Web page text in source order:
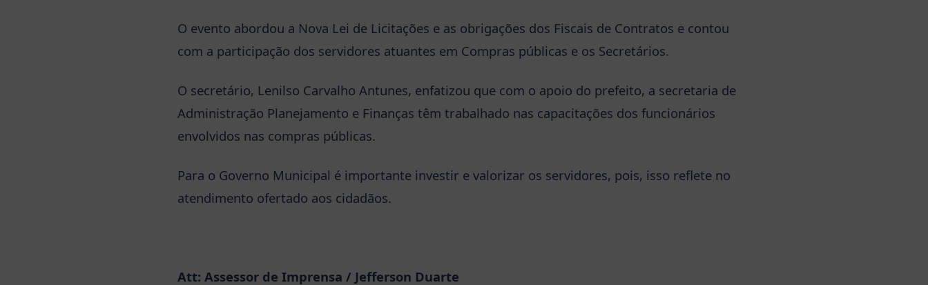
O evento abordou a Nova Lei de Licitações e as obrigações dos Fiscais de Contratos e contou
com a participação dos servidores atuantes em Compras públicas e os Secretários.
O secretário, Lenilso Carvalho Antunes, enfatizou que com o apoio do prefeito, a secretaria de
Administração Planejamento e Finanças têm trabalhado nas capacitações dos funcionários
envolvidos nas compras públicas.
Para o Governo Municipal é importante investir e valorizar os servidores, pois, isso reflete no
atendimento ofertado aos cidadãos.
Att: Assessor de Imprensa / Jefferson Duarte